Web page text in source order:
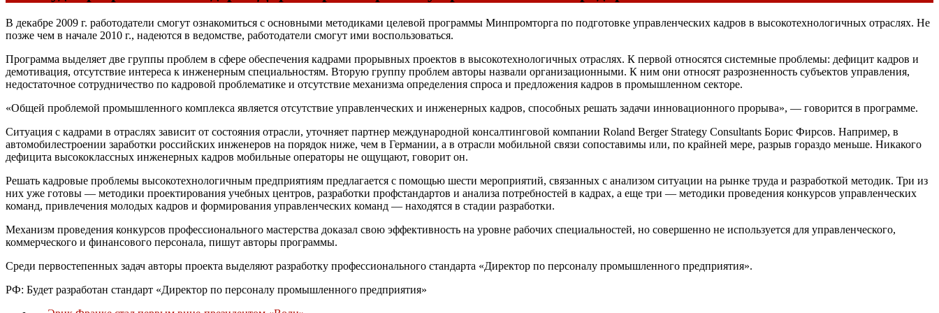
В декабре 2009 г. работодатели смогут ознакомиться с основными методиками целевой программы Минпромторга по подготовке управленческих кадров в высокотехнологичных отраслях. Не
позже чем в начале 2010 г., надеются в ведомстве, работодатели смогут ими воспользоваться.
Программа выделяет две группы проблем в сфере обеспечения кадрами прорывных проектов в высокотехнологичных отраслях. К первой относятся системные проблемы: дефицит кадров и
демотивация, отсутствие интереса к инженерным специальностям. Вторую группу проблем авторы назвали организационными. К ним они относят разрозненность субъектов управления,
недостаточное сотрудничество по кадровой проблематике и отсутствие механизма определения спроса и предложения кадров в промышленном секторе.
«Общей проблемой промышленного комплекса является отсутствие управленческих и инженерных кадров, способных решать задачи инновационного прорыва», — говорится в программе.
Ситуация с кадрами в отраслях зависит от состояния отрасли, уточняет партнер международной консалтинговой компании Roland Berger Strategy Consultants Борис Фирсов. Например, в
автомобилестроении заработки российских инженеров на порядок ниже, чем в Германии, а в отрасли мобильной связи сопоставимы или, по крайней мере, разрыв гораздо меньше. Никакого
дефицита высококлассных инженерных кадров мобильные операторы не ощущают, говорит он.
Решать кадровые проблемы высокотехнологичным предприятиям предлагается с помощью шести мероприятий, связанных с анализом ситуации на рынке труда и разработкой методик. Три из
них уже готовы — методики проектирования учебных центров, разработки профстандартов и анализа потребностей в кадрах, а еще три — методики проведения конкурсов управленческих
команд, привлечения молодых кадров и формирования управленческих команд — находятся в стадии разработки.
Механизм проведения конкурсов профессионального мастерства доказал свою эффективность на уровне рабочих специальностей, но совершенно не используется для управленческого,
коммерческого и финансового персонала, пишут авторы программы.
Среди первостепенных задач авторы проекта выделяют разработку профессионального стандарта «Директор по персоналу промышленного предприятия».
РФ: Будет разработан стандарт «Директор по персоналу промышленного предприятия»